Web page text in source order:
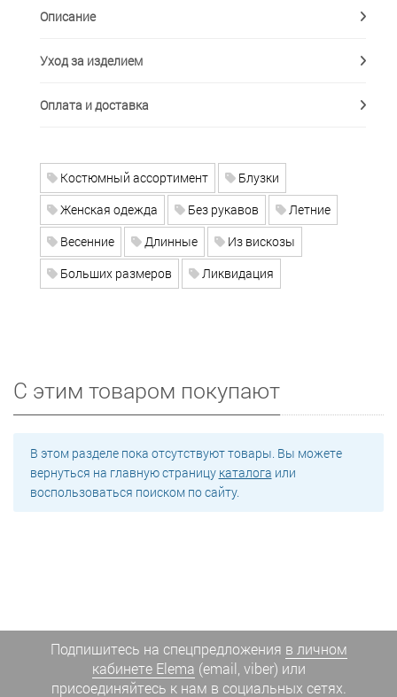
Описание
Уход за изделием
Оплата и доставка
Костюмный ассортимент
Блузки
Женская одежда
Без рукавов
Летние
Весенние
Длинные
Из вискозы
Больших размеров
Ликвидация
С этим товаром покупают
В этом разделе пока отсутствуют товары. Вы можете
вернуться на главную страницу каталога или
воспользоваться поиском по сайту.
Подпишитесь на спецпредложения в личном
кабинете Elema (email, viber) или
присоединяйтесь к нам в социальных сетях.